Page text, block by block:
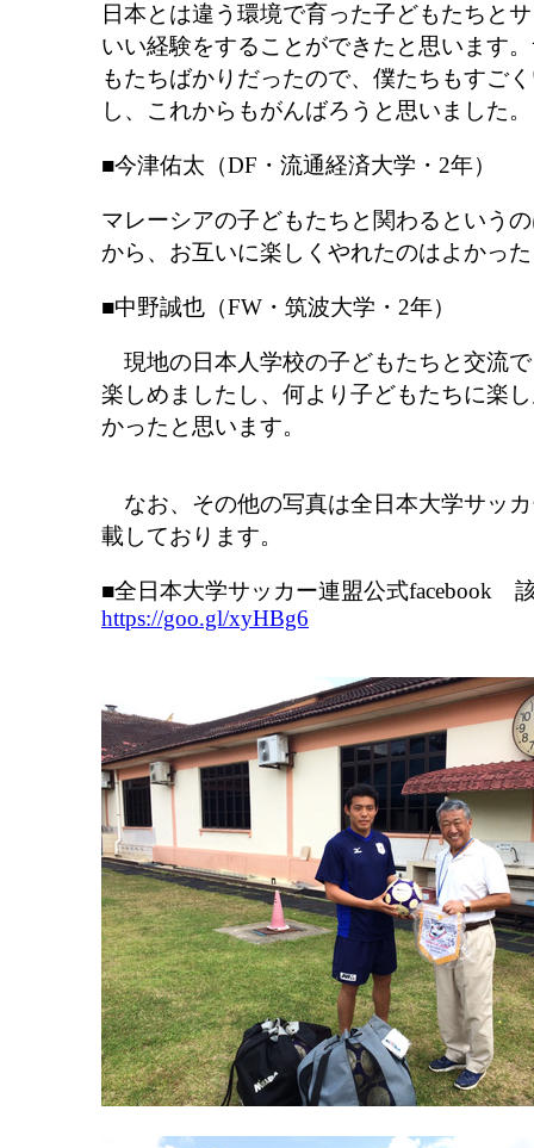
日本とは違う環境で育った子どもたちと
いい経験をすることができたと思います
もたちばかりだったので、僕たちもすご
し、これからもがんばろうと思いました。
■今津佑太（DF・流通経済大学・2年）
マレーシアの子どもたちと関わるという
から、お互いに楽しくやれたのはよかっ
■中野誠也（FW・筑波大学・2年）
現地の日本人学校の子どもたちと交流
楽しめましたし、何より子どもたちに楽
かったと思います。
なお、その他の写真は全日本大学サッカ
載しております。
■全日本大学サッカー連盟公式facebook
https://goo.gl/xyHBg6